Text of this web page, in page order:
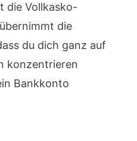
die Vollkasko-
die
du dich ganz auf
konzentrieren
Bankkonto